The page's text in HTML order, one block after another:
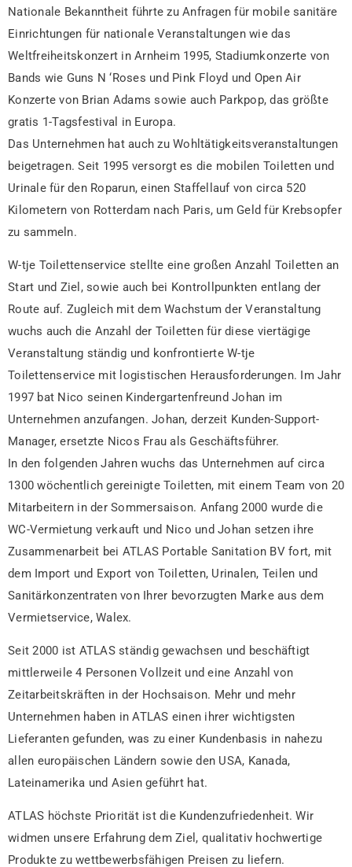
Nationale Bekanntheit führte zu Anfragen für mobile sanitäre
Einrichtungen für nationale Veranstaltungen wie das
Weltfreiheitskonzert in Arnheim 1995, Stadiumkonzerte von
Bands wie Guns N ‘Roses und Pink Floyd und Open Air
Konzerte von Brian Adams sowie auch Parkpop, das größte
gratis 1-Tagsfestival in Europa.
Das Unternehmen hat auch zu Wohltätigkeitsveranstaltungen
beigetragen. Seit 1995 versorgt es die mobilen Toiletten und
Urinale für den Roparun, einen Staffellauf von circa 520
Kilometern von Rotterdam nach Paris, um Geld für Krebsopfer
zu sammeln.
W-tje Toilettenservice stellte eine großen Anzahl Toiletten an
Start und Ziel, sowie auch bei Kontrollpunkten entlang der
Route auf. Zugleich mit dem Wachstum der Veranstaltung
wuchs auch die Anzahl der Toiletten für diese viertägige
Veranstaltung ständig und konfrontierte W-tje
Toilettenservice mit logistischen Herausforderungen. Im Jahr
1997 bat Nico seinen Kindergartenfreund Johan im
Unternehmen anzufangen. Johan, derzeit Kunden-Support-
Manager, ersetzte Nicos Frau als Geschäftsführer.
In den folgenden Jahren wuchs das Unternehmen auf circa
1300 wöchentlich gereinigte Toiletten, mit einem Team von 20
Mitarbeitern in der Sommersaison. Anfang 2000 wurde die
WC-Vermietung verkauft und Nico und Johan setzen ihre
Zusammenarbeit bei ATLAS Portable Sanitation BV fort, mit
dem Import und Export von Toiletten, Urinalen, Teilen und
Sanitärkonzentraten von Ihrer bevorzugten Marke aus dem
Vermietservice, Walex.
Seit 2000 ist ATLAS ständig gewachsen und beschäftigt
mittlerweile 4 Personen Vollzeit und eine Anzahl von
Zeitarbeitskräften in der Hochsaison. Mehr und mehr
Unternehmen haben in ATLAS einen ihrer wichtigsten
Lieferanten gefunden, was zu einer Kundenbasis in nahezu
allen europäischen Ländern sowie den USA, Kanada,
Lateinamerika und Asien geführt hat.
ATLAS höchste Priorität ist die Kundenzufriedenheit. Wir
widmen unsere Erfahrung dem Ziel, qualitativ hochwertige
Produkte zu wettbewerbsfähigen Preisen zu liefern.